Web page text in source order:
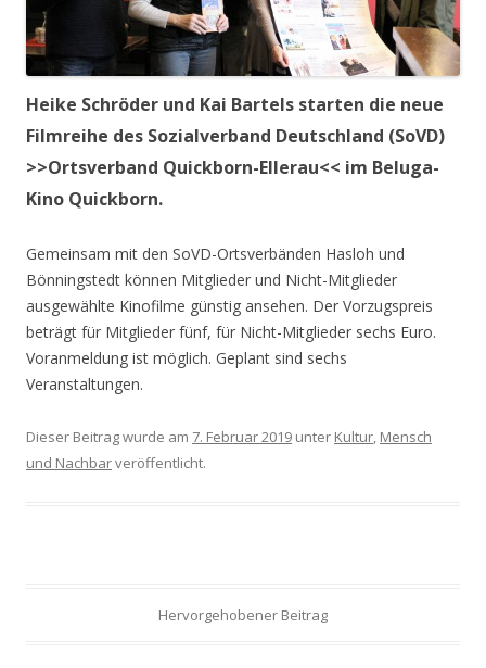
Heike Schröder und Kai Bartels starten die neue
Filmreihe des Sozialverband Deutschland (SoVD)
>>Ortsverband Quickborn-Ellerau<< im Beluga-
Kino Quickborn.
Gemeinsam mit den SoVD-Ortsverbänden Hasloh und
Bönningstedt können Mitglieder und Nicht-Mitglieder
ausgewählte Kinofilme günstig ansehen. Der Vorzugspreis
beträgt für Mitglieder fünf, für Nicht-Mitglieder sechs Euro.
Voranmeldung ist möglich. Geplant sind sechs
Veranstaltungen.
Dieser Beitrag wurde am 7. Februar 2019 unter Kultur, Mensch
und Nachbarveröffentlicht.
Hervorgehobener Beitrag